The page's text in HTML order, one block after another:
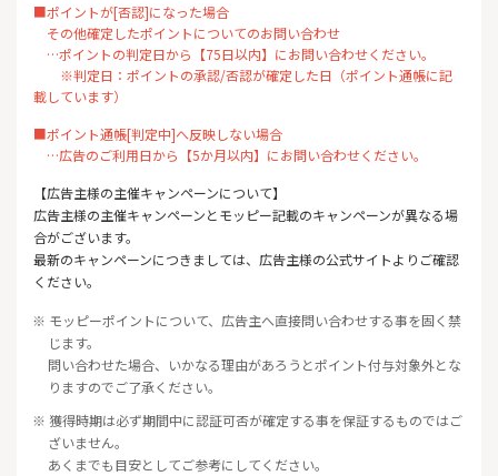
■ポイントが[否認]になった場合
その他確定したポイントについてのお問い合わせ
…ポイントの判定日から【75日以内】にお問い合わせください。
※判定日：ポイントの承認/否認が確定した日（ポイント通帳に記
載しています）
■ポイント通帳[判定中]へ反映しない場合
…広告のご利用日から【5か月以内】にお問い合わせください。
【広告主様の主催キャンペーンについて】
広告主様の主催キャンペーンとモッピー記載のキャンペーンが異なる場
合がございます。
最新のキャンペーンにつきましては、広告主様の公式サイトよりご確認
ください。
※ モッピーポイントについて、広告主へ直接問い合わせする事を固く禁
じます。
問い合わせた場合、いかなる理由があろうとポイント付与対象外とな
りますのでご了承ください。
※ 獲得時期は必ず期間中に認証可否が確定する事を保証するものではご
ざいません。
あくまでも目安としてご参考にしてください。